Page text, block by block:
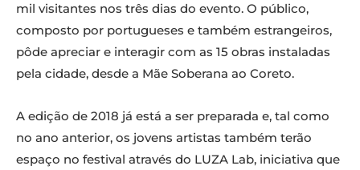
mil visitantes nos três dias do evento. O público,
composto por portugueses e também estrangeiros,
pôde apreciar e interagir com as 15 obras instaladas
pela cidade, desde a Mãe Soberana ao Coreto.
A edição de 2018 já está a ser preparada e, tal como
no ano anterior, os jovens artistas também terão
espaço no festival através do LUZA Lab, iniciativa que